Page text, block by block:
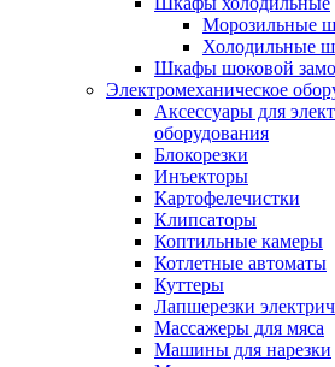
Mорозильные
Холодильные
Шкафы шоковой
Электромеханическое
Аксессуары для
оборудования
Блокорезки
Инъекторы
Картофелечистки
Клипсаторы
Коптильные камеры
Котлетные автоматы
Куттеры
Лапшерезки
Массажеры для мяса
Машины для нарезки